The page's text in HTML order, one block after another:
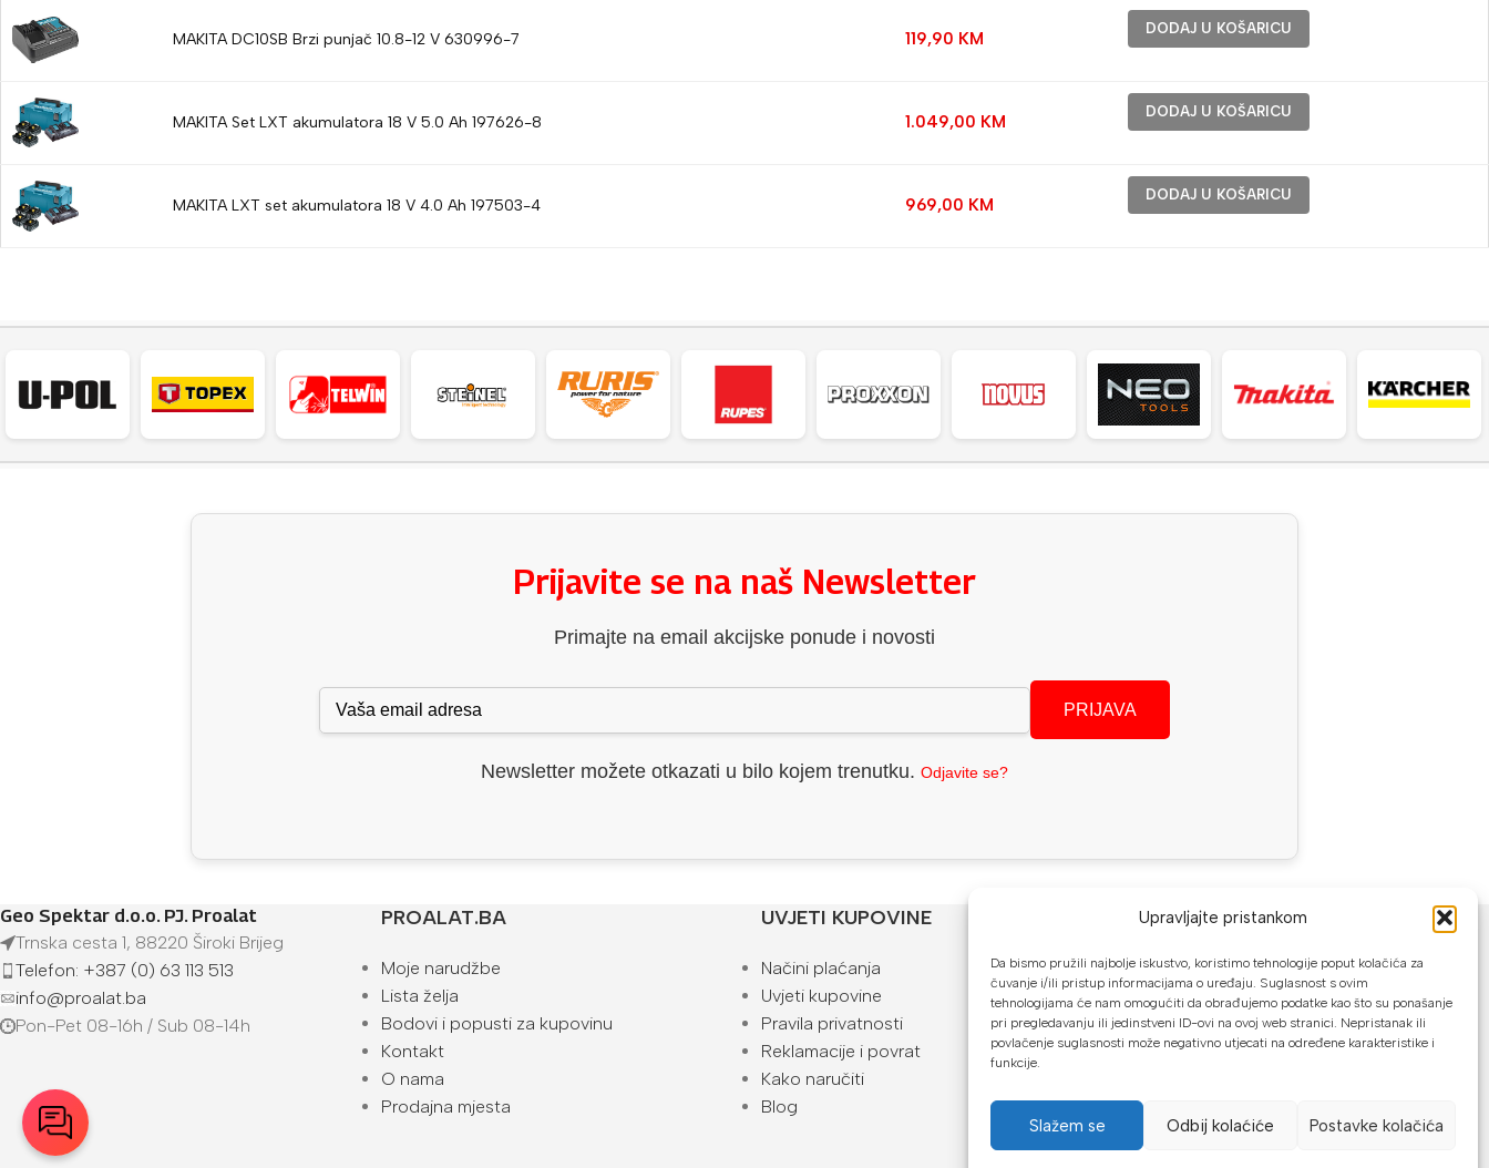
Upravljajte pristankom
Da bismo pružili najbolje iskustvo, koristimo tehnologije poput kolačića za
čuvanje i/ili pristup informacijama o uređaju. Suglasnost s ovim
tehnologijama će nam omogućiti da obrađujemo podatke kao što su ponašanje
pri pregledavanju ili jedinstveni ID-ovi na ovoj web stranici. Nepristanak ili
povlačenje suglasnosti može negativno utjecati na određene karakteristike i
funkcije.
Slažem se Odbij kolaćiće Postavke kolačića
MAKITA DC10SB Brzi punjač 10.8-12 V 630996-7 119,90 KM
DODAJ U KOŠARICU
MAKITA Set LXT akumulatora 18 V 5.0 Ah 197626-8 1.049,00 KM
DODAJ U KOŠARICU
MAKITA LXT set akumulatora 18 V 4.0 Ah 197503-4 969,00 KM
DODAJ U KOŠARICU
Prijavite se na naš Newsletter
Primajte na email akcijske ponude i novosti
PRIJAVA
Newsletter možete otkazati u bilo kojem trenutku. Odjavite se?
Geo Spektar d.o.o. PJ. Proalat
Trnska cesta 1, 88220 Široki Brijeg
Telefon: +387 (0) 63 113 513
info@proalat.ba
Pon-Pet 08-16h / Sub 08-14h
PROALAT.BA
Moje narudžbe
Lista želja
Bodovi i popusti za kupovinu
Kontakt
O nama
Prodajna mjesta
UVJETI KUPOVINE
Načini plaćanja
Uvjeti kupovine
Pravila privatnosti
Reklamacije i povrat
Kako naručiti
Blog
NAČINI PLAĆANJA
U našoj web trgovini možete platiti:
Kreditnim karticama jednokratno ili do
24 rate
Gotovinom prilikom preuzimanja